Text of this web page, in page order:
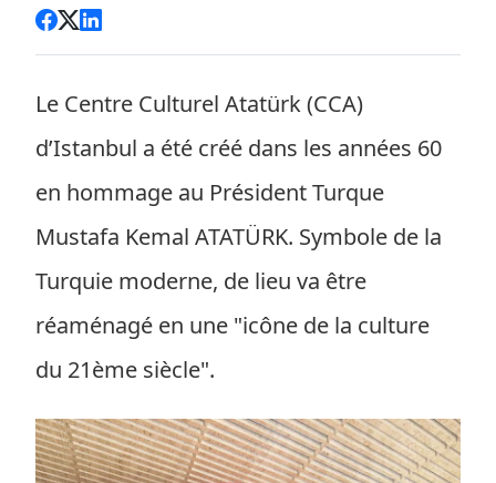
Le Centre Culturel Atatürk (CCA)
d’Istanbul a été créé dans les années 60
en hommage au Président Turque
Mustafa Kemal ATATÜRK. Symbole de la
Turquie moderne, de lieu va être
réaménagé en une "icône de la culture
du 21ème siècle".